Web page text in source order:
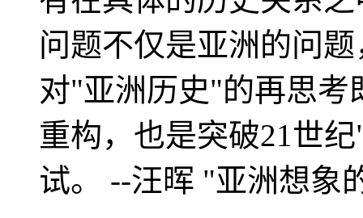
问题不仅是亚洲的问
对"亚洲历史"的再思考
重构，也是突破21世
试。 --汪晖 "亚洲想象